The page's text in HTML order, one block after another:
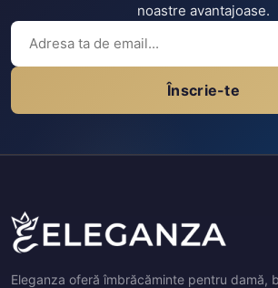
noastre avantajoase.
Înscrie-te
Eleganza oferă îmbrăcăminte pentru damă,